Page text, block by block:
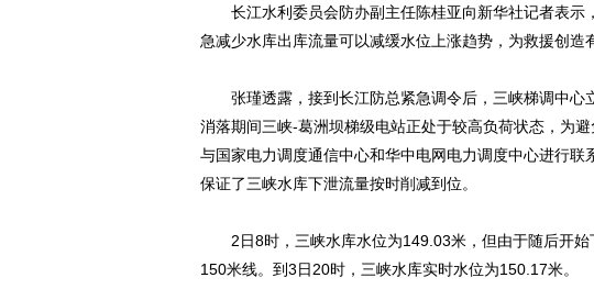
长江水利委员会防办副主任陈桂亚向新华社记者表示
急减少水库出库流量可以减缓水位上涨趋势，为救援创造
张瑾透露，接到长江防总紧急调令后，三峡梯调中心
消落期间三峡-葛洲坝梯级电站正处于较高负荷状态，为
与国家电力调度通信中心和华中电网电力调度中心进行联
保证了三峡水库下泄流量按时削减到位。
2日8时，三峡水库水位为149.03米，但由于随后开始
150米线。到3日20时，三峡水库实时水位为150.17米。
动物系恋人啊 | 钟欣潼体验爱情哲学